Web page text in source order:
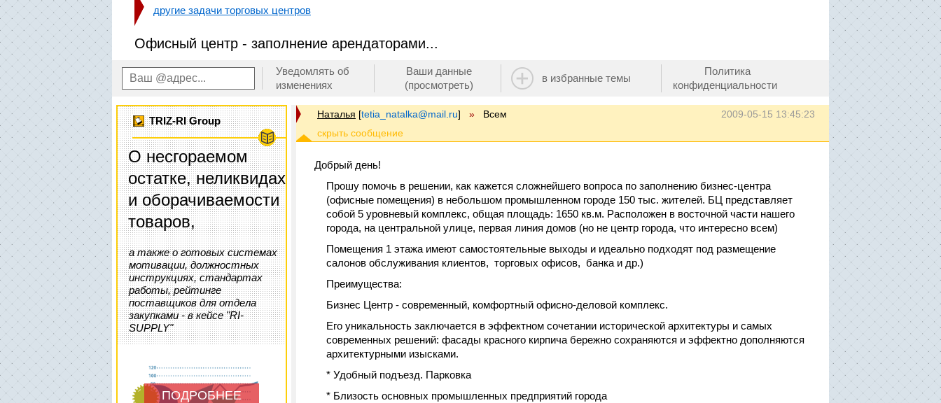
другие задачи торговых центров
Офисный центр - заполнение арендаторами...
Уведомлять об
изменениях
Ваши данные
(просмотреть)
в избранные темы
Политика
конфиденциальности
TRIZ-RI Group
О несгораемом
остатке, неликвидах
и оборачиваемости
товаров,
а также о готовых системах
мотивации, должностных
инструкциях, стандартах
работы, рейтинге
поставщиков для отдела
закупками - в кейсе "RI-
SUPPLY"
ПОДРОБНЕЕ
2009-05-15 13:45:23
Наталья [tetia_natalka@mail.ru] » Всем
Добрый день!
Прошу помочь в решении, как кажется сложнейшего вопроса по заполнению бизнес-центра
(офисные помещения) в небольшом промышленном городе 150 тыс. жителей. БЦ представляет
собой 5 уровневый комплекс, общая площадь: 1650 кв.м. Расположен в восточной части нашего
города, на центральной улице, первая линия домов (но не центр города, что интересно всем)
Помещения 1 этажа имеют самостоятельные выходы и идеально подходят под размещение
салонов обслуживания клиентов, торговых офисов, банка и др.)
Преимущества:
Бизнес Центр - современный, комфортный офисно-деловой комплекс.
Его уникальность заключается в эффектном сочетании исторической архитектуры и самых
современных решений: фасады красного кирпича бережно сохраняются и эффектно дополняются
архитектурными изысками.
* Удобный подъезд. Парковка
* Близость основных промышленных предприятий города